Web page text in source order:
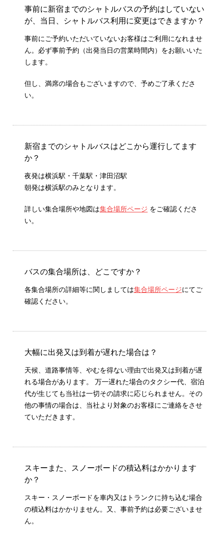
事前に新宿までのシャトルバスの予約はしていない
が、当日、シャトルバス利用に変更はできますか？
事前にご予約いただいていないお客様はご利用になれませ
ん。必ず事前予約（出発当日の営業時間内）をお願いいた
します。
但し、満席の場合もございますので、予めご了承くださ
い。
新宿までのシャトルバスはどこから運行してます
か？
夜発は横浜駅・千葉駅・津田沼駅
朝発は横浜駅のみとなります。
詳しい集合場所や地図は集合場所ページ をご確認くださ
い。
バスの集合場所は、どこですか？
各集合場所の詳細等に関しましては集合場所ページにてご
確認ください。
大幅に出発又は到着が遅れた場合は？
天候、道路事情等、やむを得ない理由で出発又は到着が遅
れる場合があります。 万一遅れた場合のタクシー代、宿泊
代が生じても当社は一切その請求に応じられません。その
他の事情の場合は、当社より対象のお客様にご連絡をさせ
ていただきます。
スキーまた、スノーボードの積込料はかかります
か？
スキー・スノーボードを車内又はトランクに持ち込む場合
の積込料はかかりません。又、事前予約は必要ございませ
ん。